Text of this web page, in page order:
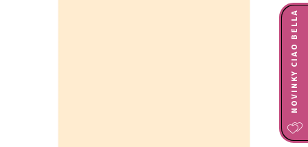
NOVINKY CIAO BELLA